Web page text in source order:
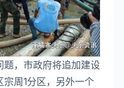
题，市政府将追加建设
周1分区，另外一个